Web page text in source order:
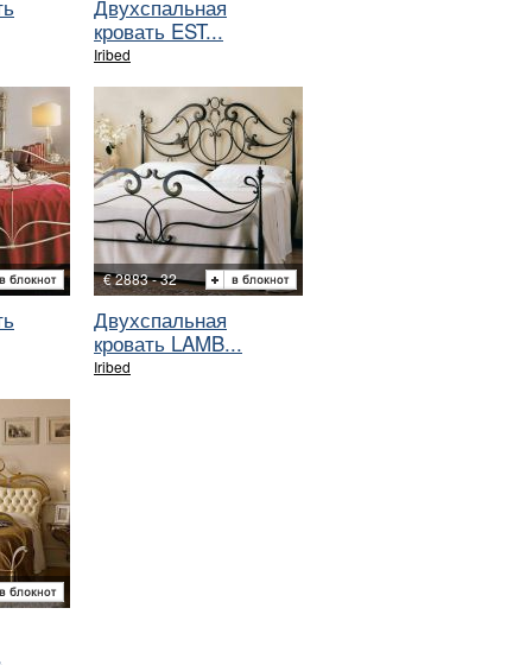
Двухспальная
кровать EST...
Iribed
€ 2883 - 32
Двухспальная
кровать LAMB...
Iribed